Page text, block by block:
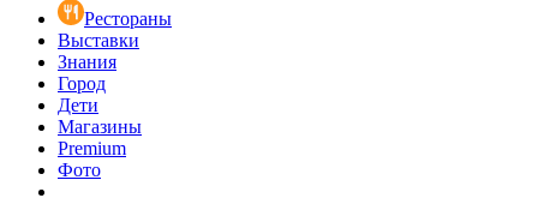
Рестораны
Выставки
Знания
Город
Дети
Магазины
Premium
Фото